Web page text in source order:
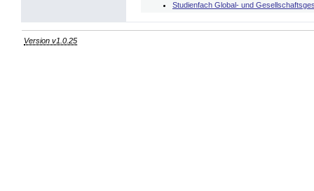
Studienfach Global- und
Version v1.0.25